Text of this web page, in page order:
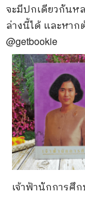
จะมีปกเดียวกันห
ล่างนี้ได้ และหาก
@getbookie
เจ้าฟ้านักการศึก
stars สินค้าใช้เฉพ
📚 หนังสือทั่วไป
🦄 วรรณกรรม นิย
🎓 การศึกษา
😼 หนังสือการ์ตูน
🐲 หนังสือเด็ก
📕 นิตยสาร